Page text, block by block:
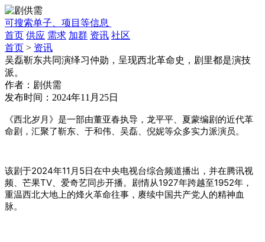
可搜索单子、项目等信息
首页 供应 需求 加群 资讯 社区
首页 > 资讯
吴磊靳东共同演绎习仲勋，呈现西北革命史，剧里都是演技
派。
作者： 剧供需
发布时间： 2024年11月25日
《西北岁月》是一部由董亚春执导，龙平平、夏蒙编剧的近代革
命剧，汇聚了靳东、 于和伟、吴磊、倪妮等众多实力派演员。
该剧于2024年11月5日在中央电视台综合频道播出，并在腾讯视
频、芒果TV、爱奇艺同步开播。剧情从1927年跨越至1952年，
重温西北大地上的烽火革命往事，赓续中国共产党人的精神血
脉。